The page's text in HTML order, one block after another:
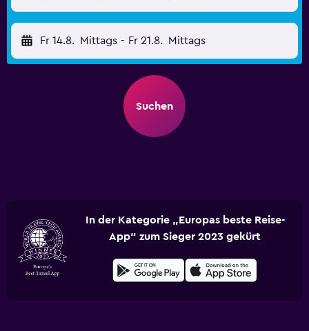
Fr 14.8. Mittags - Fr 21.8. Mittags
Suchen
In der Kategorie „Europas beste Reise-
App“ zum Sieger 2023 gekürt